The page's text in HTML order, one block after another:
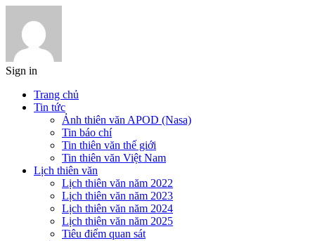
Sign in
Trang chủ
Tin tức
Ảnh thiên văn APOD (Nasa)
Tin báo chí
Tin thiên văn thế giới
Tin thiên văn Việt Nam
Lịch thiên văn
Lịch thiên văn năm 2022
Lịch thiên văn năm 2023
Lịch thiên văn năm 2024
Lịch thiên văn năm 2025
Tiêu điểm quan sát